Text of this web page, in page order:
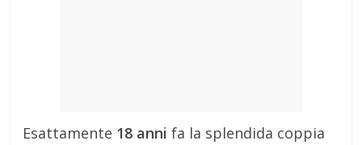
Esattamente 18 anni fa la splendida coppia